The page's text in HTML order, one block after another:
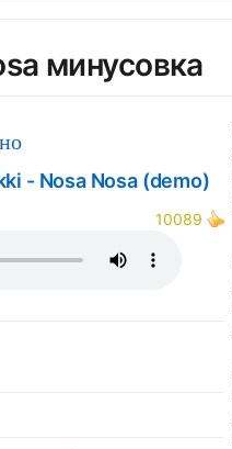
минусовка
- Nosa Nosa (demo)
10089